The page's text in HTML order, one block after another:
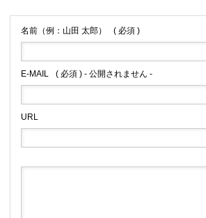
名前（例：山田 太郎） ( 必須 )
E-MAIL ( 必須 ) - 公開されません -
URL